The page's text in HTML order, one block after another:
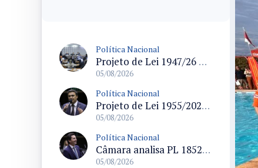
Política Nacional
Projeto de Lei 1947/26 propõe fim de margens para cartão de crédito e consignado do INSS
05/08/2026
Política Nacional
Projeto de Lei 1955/2026 propõe criação de geração livre de fumo ao restringir venda de vapes a nascidos desde 1º de janeiro de 2009
05/08/2026
Política Nacional
Câmara analisa PL 1852/26 que institui Política Nacional de Gestão de Desempenho e Eficiência para servidores públicos
05/08/2026